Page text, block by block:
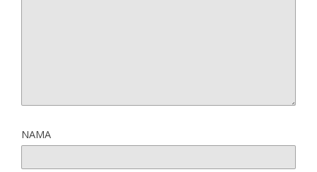
NAMA